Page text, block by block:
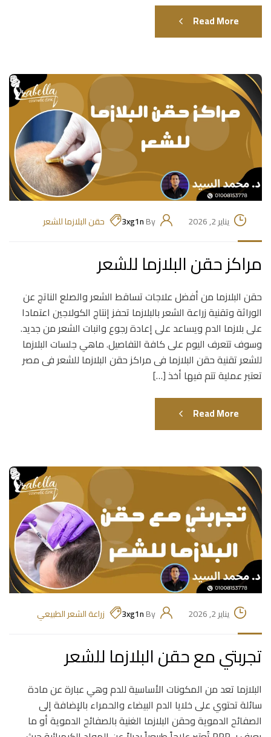
Read More
يناير 2, 2026 By
3xg1n حقن البلازما للشعر
مراكز حقن البلازما للشعر
حقن البلازما من أفضل علاجات تساقط الشعر والصلع الناتج عن
الوراثة وتقنية زراعة الشعر بالبلازما تحفز إنتاج الكولاجين اعتمادا
على بلازما الدم ويساعد على إعادة رجوع وانبات الشعر من جديد.
وسوف تتعرف اليوم على كافة التفاصيل. ماهي جلسات البلازما
للشعر تقنية حقن البلازما فى مراكز حقن البلازما للشعر فى مصر
تعتبر عملية تتم فيها أخذ […]
Read More
يناير 2, 2026 By
3xg1n زراعة الشعر الطبيعي
تجربتي مع حقن البلازما للشعر
البلازما تعد من المكونات الأساسية للدم وهي عبارة عن مادة
سائلة تحتوي على خلايا الدم البيضاء والحمراء بالإضافة إلى
الصفائح الدموية وحقن البلازما الغنية بالصفائح الدموية أو ما